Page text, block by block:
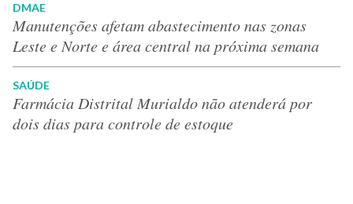
DMAE
Manutenções afetam abastecimento nas zonas
Leste e Norte e área central na próxima semana
SAÚDE
Farmácia Distrital Murialdo não atenderá por
dois dias para controle de estoque